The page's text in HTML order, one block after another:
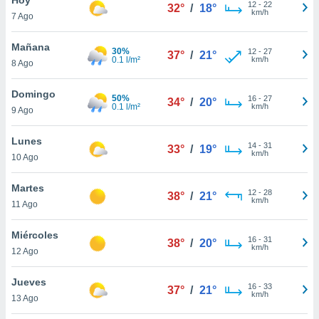
en
más
nuestra
de
cookies
aceptar
7 Ago
32° / 18° 12- 22
km/h
Mañana
8 Ago
30%
0.1 l/m²
37° / 21° 12- 27
km/h
Domingo
9 Ago
50%
0.1 l/m²
34° / 20° 16- 27
km/h
Lunes
10 Ago
33° / 19° 14- 31
km/h
Martes
11 Ago
38° / 21° 12- 28
km/h
Miércoles
12 Ago
38° / 20° 16- 31
km/h
Jueves
13 Ago
37° / 21° 16- 33
km/h